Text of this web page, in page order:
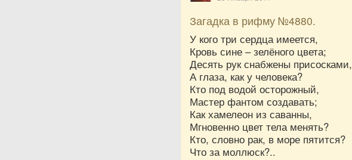
Загадка в рифму №4880.
У кого три сердца имеется,
Кровь сине – зелёного цвета;
Десять рук снабжены присосками,
А глаза, как у человека?
Кто под водой осторожный,
Мастер фантом создавать;
Как хамелеон из саванны,
Мгновенно цвет тела менять?
Кто, словно рак, в море пятится?
Что за моллюск?..